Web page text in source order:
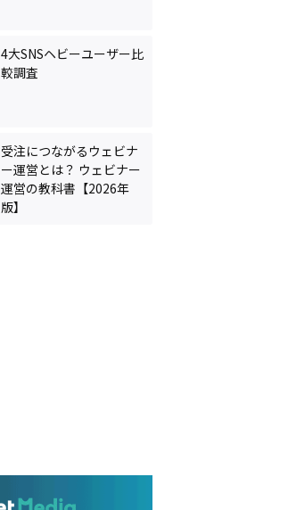
4大SNSヘビーユーザー比
較調査
受注につながるウェビナ
ー運営とは？ ウェビナー
運営の教科書【2026年
版】